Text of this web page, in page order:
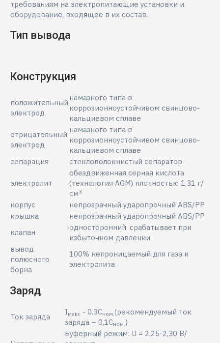
требованиям на электропитающие установки и
оборудование, входящее в их состав.
Тип вывода
Конструкция
положительный
электрод
намазного типа в
коррозионноустойчивом свинцово-
кальциевом сплаве
отрицательный
электрод
намазного типа в
коррозионноустойчивом свинцово-
кальциевом сплаве
сепарация
стекловолокнистый сепаратор
электролит
обездвиженная серная кислота
(технология AGM) плотностью 1,31 г/
см3
корпус
непрозрачный ударопрочный ABS/PP
крышка
непрозрачный ударопрочный ABS/PP
клапан
односторонний, срабатывает при
избыточном давлении
вывод
полюсного
борна
100% непроницаемый для газа и
электролита
Заряд
Ток заряда
Iмакс - 0.3Сном. (рекомендуемый ток
заряда – 0,1Сном. )
Буферный режим: U = 2,25-2,30 В/